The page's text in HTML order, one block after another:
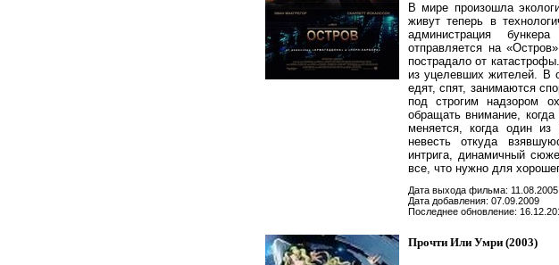
В мире произошла
живут теперь в
администрация
отправляется на
пострадало от
из уцелевших жителей. В
едят, спят, занимаются
под строгим надзором
обращать внимание,
меняется, когда один
невесть откуда
интрига, динамичный
все, что нужно для
Дата выхода фильма: 11.08.2005
Дата добавления: 07.09.2009
Последнее обновление:
Прочти Или Умри (2003)